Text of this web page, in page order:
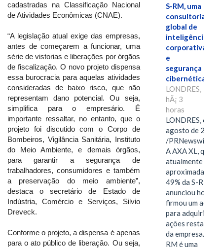
cadastradas na Classificação Nacional
de Atividades Econômicas (CNAE).
“A legislação atual exige das empresas,
antes de começarem a funcionar, uma
série de vistorias e liberações por órgãos
de fiscalização. O novo projeto dispensa
essa burocracia para aquelas atividades
consideradas de baixo risco, que não
representam dano potencial. Ou seja,
simplifica para o empresário. É
importante ressaltar, no entanto, que o
projeto foi discutido com o Corpo de
Bombeiros, Vigilância Sanitária, Instituto
do Meio Ambiente, e demais órgãos,
para garantir a segurança de
trabalhadores, consumidores e também
a preservação do meio ambiente”,
destaca o secretário de Estado de
Indústria, Comércio e Serviços, Silvio
Dreveck.
Conforme o projeto, a dispensa é apenas
para o ato público de liberação. Ou seja,
S-RM, uma
consultoria
global de
inteligência
corporativa
e
segurança
cibernética
LONDRES,
hÃ¡ 3
horas
LONDRES, 6 de
agosto de 2026
/PRNewswire/ --
A AXA XL, que
atualmente
49% da S-RM,
anunciou hoje
firmou um
para adquirir as
ações restantes
da empresa. A S-
RM é uma